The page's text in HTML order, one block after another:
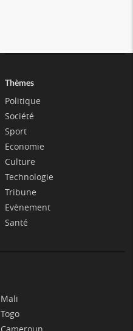
Thèmes
Politique
Société
Sport
Economie
Culture
Technologie
Tribune
Evènement
Santé
Mali
Togo